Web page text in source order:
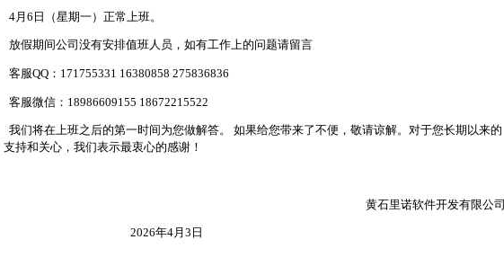
4月6日（星期一）正常上班。
放假期间公司没有安排值班人员，如有工作上的问题请留言
客服QQ：171755331 16380858 275836836
客服微信：18986609155 18672215522
我们将在上班之后的第一时间为您做解答。 如果给您带来了不便，敬请谅解。对于您长期以来的
支持和关心，我们表示最衷心的感谢！
黄石里诺软件开发有限公司
2026年4月3日